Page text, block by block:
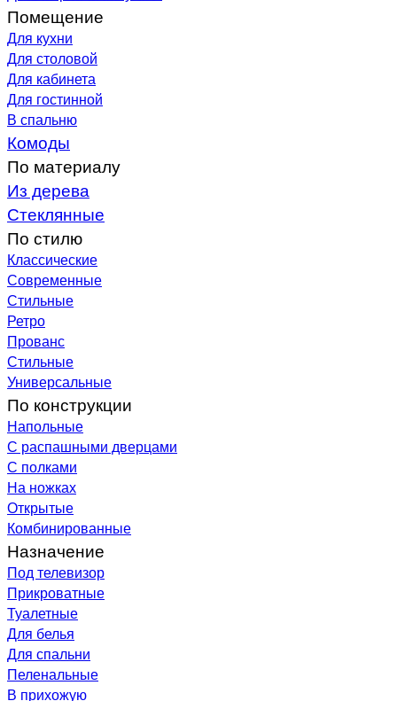
Помещение
Для кухни
Для столовой
Для кабинета
Для гостинной
В спальню
Комоды
По материалу
Из дерева
Стеклянные
По стилю
Классические
Современные
Стильные
Ретро
Прованс
Стильные
Универсальные
По конструкции
Напольные
С распашными дверцами
С полками
На ножках
Открытые
Комбинированные
Назначение
Под телевизор
Прикроватные
Туалетные
Для белья
Для спальни
Пеленальные
В прихожую